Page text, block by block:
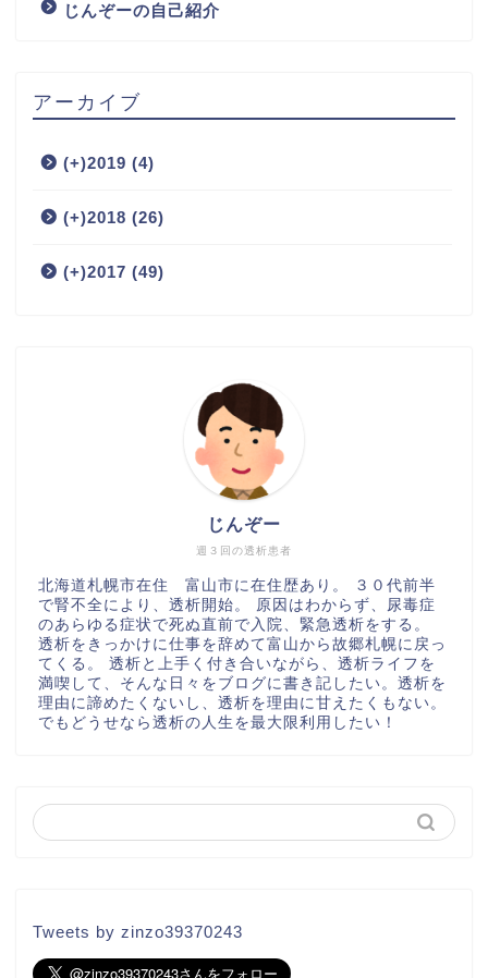
じんぞーの自己紹介
アーカイブ
(+)2019 (4)
(+)2018 (26)
(+)2017 (49)
週３回の透析患者
じんぞー
北海道札幌市在住 富山市に在住歴あり。 ３０代前半
で腎不全により、透析開始。 原因はわからず、尿毒症
のあらゆる症状で死ぬ直前で入院、緊急透析をする。
透析をきっかけに仕事を辞めて富山から故郷札幌に戻っ
てくる。 透析と上手く付き合いながら、透析ライフを
満喫して、そんな日々をブログに書き記したい。透析を
理由に諦めたくないし、透析を理由に甘えたくもない。
でもどうせなら透析の人生を最大限利用したい！
Tweets by zinzo39370243